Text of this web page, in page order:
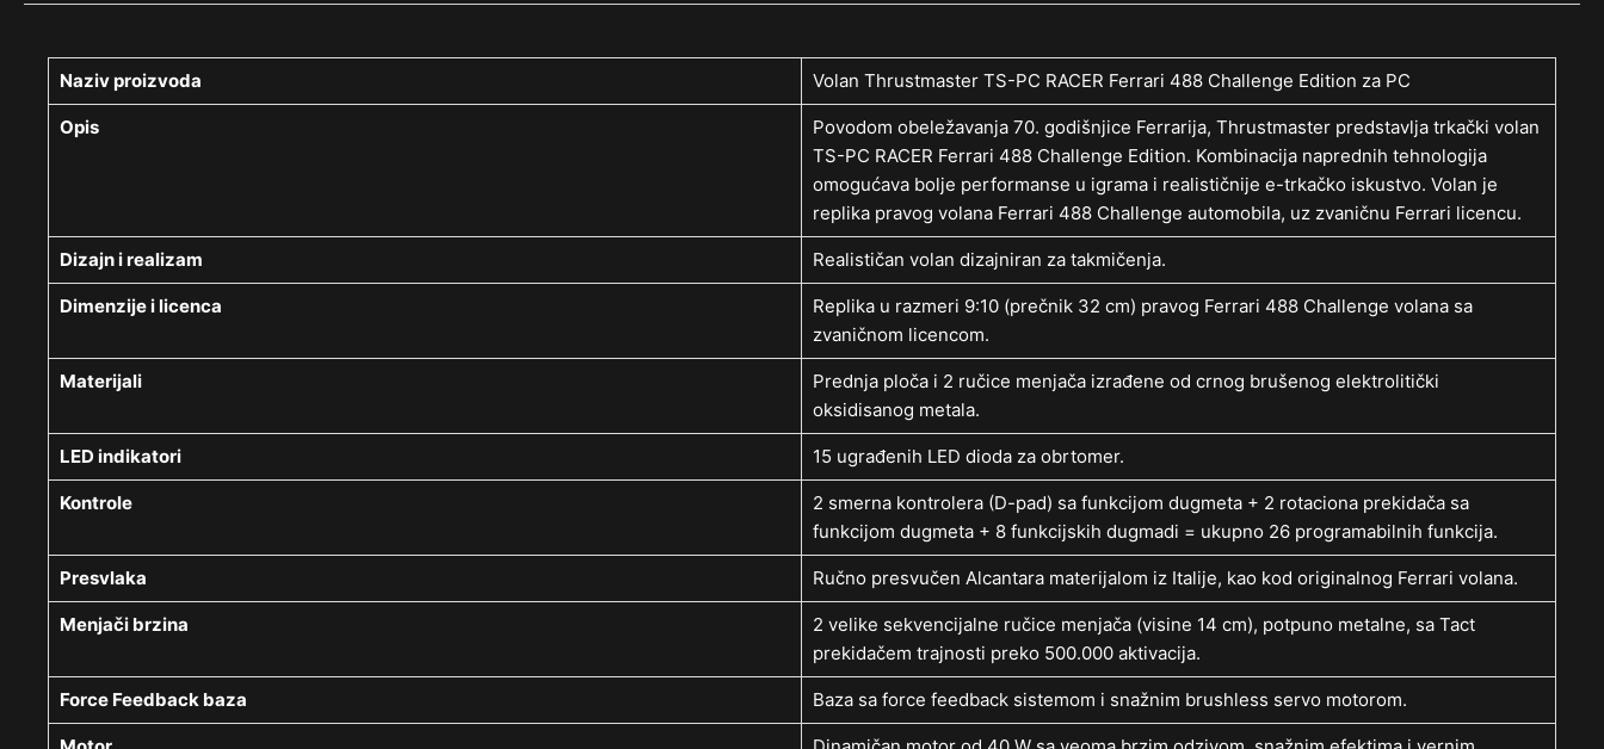
Naziv proizvoda Volan Thrustmaster TS-PC RACER Ferrari 488 Challenge Edition za PC
Opis
Povodom obeležavanja 70. godišnjice Ferrarija, Thrustmaster predstavlja trkački volan
TS-PC RACER Ferrari 488 Challenge Edition. Kombinacija naprednih tehnologija
omogućava bolje performanse u igrama i realističnije e-trkačko iskustvo. Volan je
replika pravog volana Ferrari 488 Challenge automobila, uz zvaničnu Ferrari licencu.
Dizajn i realizam Realističan volan dizajniran za takmičenja.
Dimenzije i licenca
Replika u razmeri 9:10 (prečnik 32 cm) pravog Ferrari 488 Challenge volana sa
zvaničnom licencom.
Materijali
Prednja ploča i 2 ručice menjača izrađene od crnog brušenog elektrolitički
oksidisanog metala.
LED indikatori 15 ugrađenih LED dioda za obrtomer.
Kontrole
2 smerna kontrolera (D-pad) sa funkcijom dugmeta + 2 rotaciona prekidača sa
funkcijom dugmeta + 8 funkcijskih dugmadi = ukupno 26 programabilnih funkcija.
Presvlaka Ručno presvučen Alcantara materijalom iz Italije, kao kod originalnog Ferrari volana.
Menjači brzina
2 velike sekvencijalne ručice menjača (visine 14 cm), potpuno metalne, sa Tact
prekidačem trajnosti preko 500.000 aktivacija.
Force Feedback baza Baza sa force feedback sistemom i snažnim brushless servo motorom.